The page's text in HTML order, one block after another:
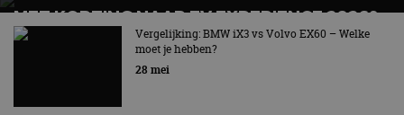
MET KORTING NAAR EV EXPERIENCE 2026?
AUTORAI REGELT HET!
EV Experience 2026 van 24 tot 26 september
Vergelijking: BMW iX3 vs Volvo EX60 – Welke
moet je hebben?
28 mei